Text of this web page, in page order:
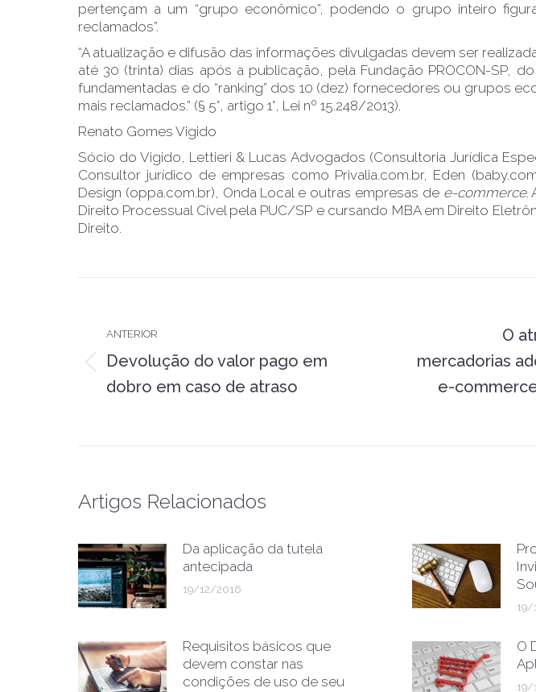
pertençam a um “grupo econômico”, podendo o grupo inteiro
reclamados”.
“A atualização e difusão das informações divulgadas devem ser
até 30 (trinta) dias após a publicação, pela Fundação PROCON-SP,
fundamentadas e do “ranking” dos 10 (dez) fornecedores ou grupos
mais reclamados.” (§ 5°, artigo 1°, Lei nº 15.248/2013).
Renato Gomes Vigido
Sócio do Vigido, Lettieri & Lucas Advogados (Consultoria Jurídica
Consultor jurídico de empresas como Privalia.com.br, Eden
Design (oppa.com.br), Onda Local e outras empresas de e-commerce.
Direito Processual Cível pela PUC/SP e cursando MBA em Direito
Direito.
de
post:
ANTERIOR
Post
anterior:
Devolução do valor pago em
dobro em caso de atraso
Próximo
post:
O
mercadorias
e-
Artigos Relacionados
Da aplicação da tutela
antecipada
19/12/2016
19/
Requisitos básicos que
devem constar nas
condições de uso de seu
O
19/